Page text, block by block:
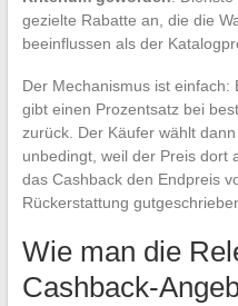
gezielte Rabatte an, die die
beeinflussen als der
Der Mechanismus ist einfach:
gibt einen Prozentsatz bei
zurück. Der Käufer wählt
unbedingt, weil der Preis dort
das Cashback den Endpreis
Rückerstattung
Wie man die
Cashback-